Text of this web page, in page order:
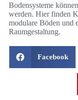
Bodensysteme
werden. Hier finden
modulare Böden und
Raumgestaltung.
Facebook